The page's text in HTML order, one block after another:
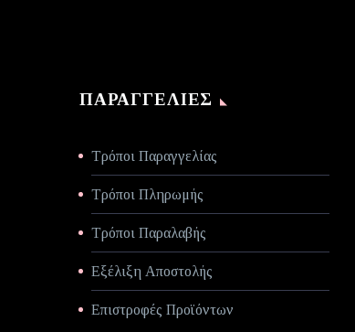
ΠΑΡΑΓΓΕΛΊΕΣ
Τρόποι Παραγγελίας
Τρόποι Πληρωμής
Τρόποι Παραλαβής
Εξέλιξη Αποστολής
Επιστροφές Προϊόντων